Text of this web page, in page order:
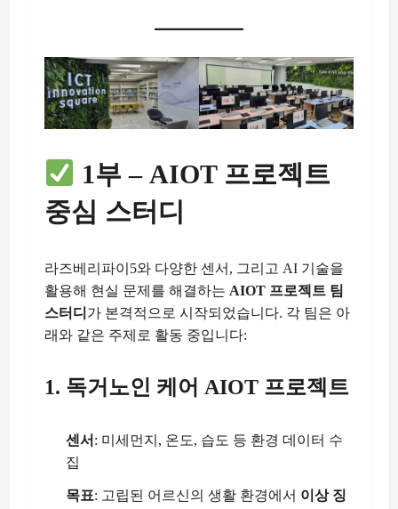
1부 – AIOT 프로젝트
중심 스터디
라즈베리파이5와 다양한 센서, 그리고 AI 기술을
활용해 현실 문제를 해결하는 AIOT 프로젝트 팀
스터디 가 본격적으로 시작되었습니다. 각 팀은 아
래와 같은 주제로 활동 중입니다:
1. 독거노인 케어 AIOT 프로젝트
센서 : 미세먼지, 온도, 습도 등 환경 데이터 수
집
목표: 고립된 어르신의 생활 환경에서 이상 징